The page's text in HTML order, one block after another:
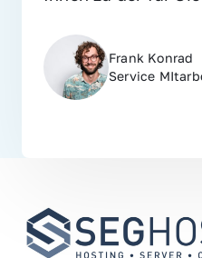
Frank Konrad
Service